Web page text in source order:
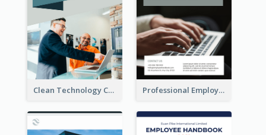
Clean Technology Company Handbook Professional Employee Handbook